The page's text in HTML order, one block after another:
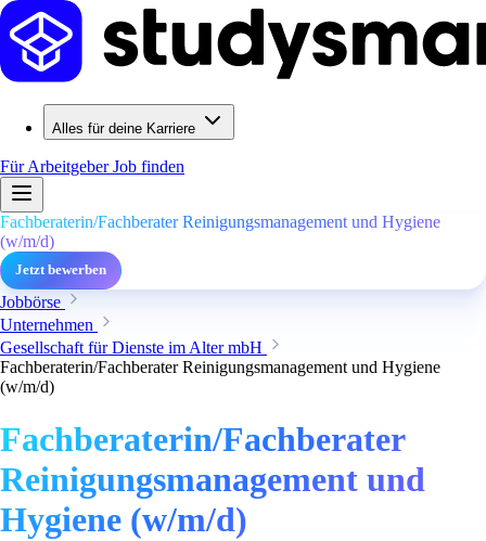
Alles für deine Karriere
Für ArbeitgeberJob finden
Fachberaterin/Fachberater Reinigungsmanagement und Hygiene
(w/m/d)
Jetzt bewerben
Jobbörse
Unternehmen
Gesellschaft für Dienste im Alter mbH
Fachberaterin/Fachberater Reinigungsmanagement und Hygiene
(w/m/d)
Fachberaterin/Fachberater
Reinigungsmanagement und
Hygiene (w/m/d)